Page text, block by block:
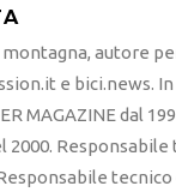
autore
e bici.news.
MAGAZINE dal
2000.